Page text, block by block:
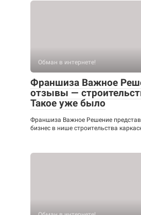
Обман в интернете!
Франшиза Важное
отзывы —
Такое уже было
Франшиза Важное Решение
бизнес в нише строительства